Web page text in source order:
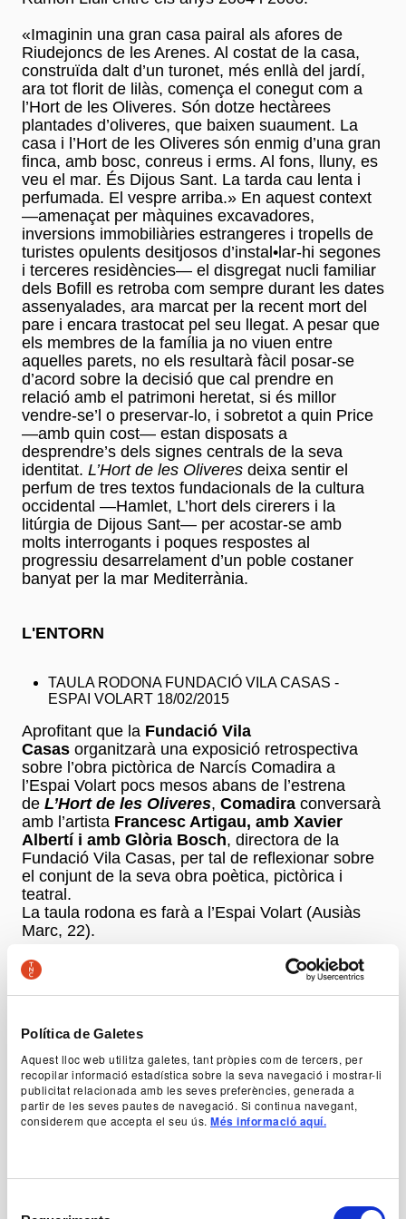
Política de Galetes
Aquest lloc web utilitza galetes, tant pròpies com de tercers, per
recopilar informació estadística sobre la seva navegació i mostrar-li
publicitat relacionada amb les seves preferències, generada a
partir de les seves pautes de navegació. Si continua navegant,
considerem que accepta el seu ús. Més informació aquí.
«Imaginin una gran casa pairal als afores de
Riudejoncs de les Arenes. Al costat de la casa,
construïda dalt d’un turonet, més enllà del jardí,
ara tot florit de lilàs, comença el conegut com a
l’Hort de les Oliveres. Són dotze hectàrees
plantades d’oliveres, que baixen suaument. La
casa i l’Hort de les Oliveres són enmig d’una gran
finca, amb bosc, conreus i erms. Al fons, lluny, es
veu el mar. És Dijous Sant. La tarda cau lenta i
perfumada. El vespre arriba.» En aquest context
—amenaçat per màquines excavadores,
inversions immobiliàries estrangeres i tropells de
turistes opulents desitjosos d’instal•lar-hi segones
i terceres residències— el disgregat nucli familiar
dels Bofill es retroba com sempre durant les dates
assenyalades, ara marcat per la recent mort del
pare i encara trastocat pel seu llegat. A pesar que
els membres de la família ja no viuen entre
aquelles parets, no els resultarà fàcil posar-se
d’acord sobre la decisió que cal prendre en
relació amb el patrimoni heretat, si és millor
vendre-se’l o preservar-lo, i sobretot a quin Price
—amb quin cost— estan disposats a
desprendre’s dels signes centrals de la seva
identitat. L’Hort de les Oliveres deixa sentir el
perfum de tres textos fundacionals de la cultura
occidental —Hamlet, L’hort dels cirerers i la
litúrgia de Dijous Sant— per acostar-se amb
molts interrogants i poques respostes al
progressiu desarrelament d’un poble costaner
banyat per la mar Mediterrània.
L'ENTORN
TAULA RODONA FUNDACIÓ VILA CASAS -
ESPAI VOLART 18/02/2015
Aprofitant que la Fundació Vila
Casas organitzarà una exposició retrospectiva
sobre l’obra pictòrica de Narcís Comadira a
l’Espai Volart pocs mesos abans de l’estrena
de L’Hort de les Oliveres, Comadira conversarà
amb l’artista Francesc Artigau, amb Xavier
Albertí i amb Glòria Bosch, directora de la
Fundació Vila Casas, per tal de reflexionar sobre
el conjunt de la seva obra poètica, pictòrica i
teatral.
La taula rodona es farà a l’Espai Volart (Ausiàs
Marc, 22).
RECITAL DE POESIA - GENERACIONS. POESIA I
FAMÍLIA
“M’agafe a tu, os que més estimava/ i cante el
escriptors també. Tots estimem i enyorem i
agraïm i no entenem i, tal vegada, perdonem. Els
escriptors també. Però ells i elles ho saben posar
per escrit, saben evocar amb paraules la densitat
Fernando Beltrán, Gemma Gorga, Miquel Àngel
contemporanis, escullen i ens llegeixen poemes